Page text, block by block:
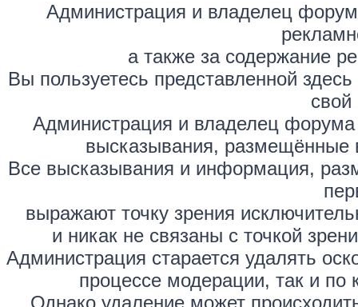
Администрация и владелец
а также за содержание
Вы пользуетесь представленной
свой
Администрация и владелец форума
высказывания, размещённые
Все высказывания и информация,
выражают точку зрения
и никак не связаны с точкой
Администрация старается удалять
процессе модерации, так и по
Однако удаление может